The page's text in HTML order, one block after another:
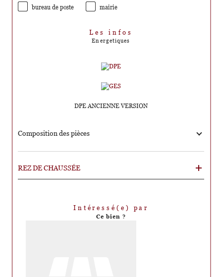
bureau de poste
mairie
Les infos
Energetiques
DPE ANCIENNE VERSION
Composition des pièces
REZ DE CHAUSSÉE
Intéressé(e) par
Ce bien ?